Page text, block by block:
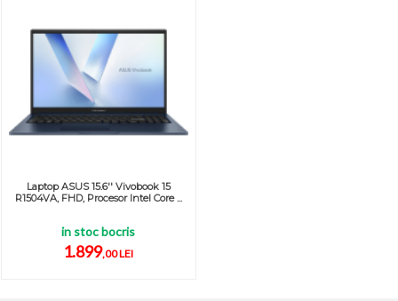
Laptop ASUS 15.6'' Vivobook 15
R1504VA, FHD, Procesor Intel Core ...
in stoc bocris
1.899,00 LEI